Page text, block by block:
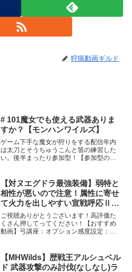
狩猟動画ギルド
# 101魔女でも使える武器ありま
すか？【モンハンワイルズ】
ゲーム下手な魔女が狩りをする配信年内
は太刀とそうちゅうこんと笛の練習した
い。後半まったり参加型！【参加型の
コメント先着順※いっぱいだったら交代
で※一緒にできればみんなで...
【対ヌエグドラ最強装備】弱特と
相性が悪いので注意！属性に寄せ
て火力を出しやすい宣戦呼応Ⅱ型
の弓の装備紹介！☆9◇4ヌエグド
ラ3分台狩猟！【モンハンワイル
ズ/MHWilds】
ご視聴ありがとうございます！高評価た
くさん押してってください！【おすすめ
動画】弓講座：オプション感度設定：ビ
率：スタミナ消費量検証：弓のダメージ
計算：最強弓ランキングV...
【MHWilds】歴戦王アルシュベル
ド 武器攻撃のみ討伐(なしなし)ラ